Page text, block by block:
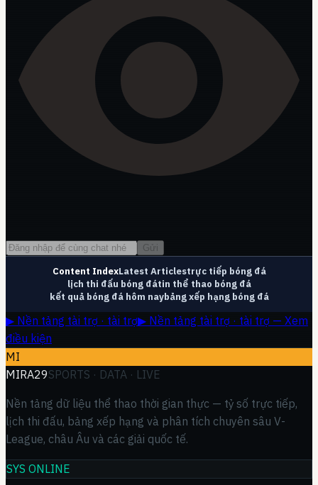
Gửi
Content IndexLatest Articlestrực tiếp bóng đá
lịch thi đấu bóng đátin thể thao bóng đá
kết quả bóng đá hôm naybảng xếp hạng bóng đá
▶ Nền tảng tài trợ · tài trợ▶ Nền tảng tài trợ · tài trợ — Xem
điều kiện
MI
MIRA29SPORTS · DATA · LIVE
Nền tảng dữ liệu thể thao thời gian thực — tỷ số trực tiếp,
lịch thi đấu, bảng xếp hạng và phân tích chuyên sâu V-
League, châu Âu và các giải quốc tế.
SYS ONLINE